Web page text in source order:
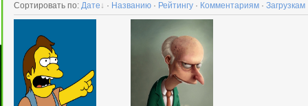
Сортировать по: Дате · Названию · Рейтингу · Комментариям · Загрузкам